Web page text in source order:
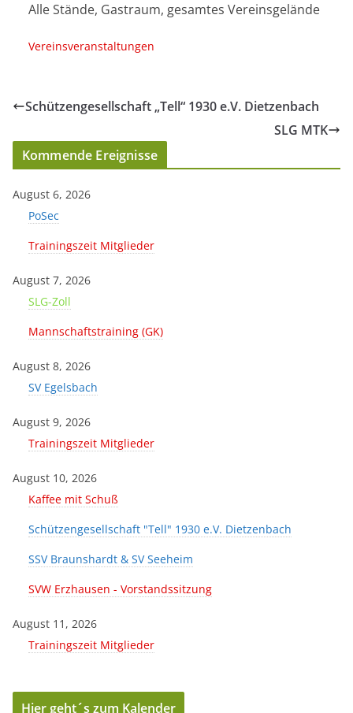
Alle Stände, Gastraum, gesamtes Vereinsgelände
Vereinsveranstaltungen
Schützengesellschaft „Tell“ 1930 e.V. Dietzenbach
SLG MTK
Kommende Ereignisse
August 6, 2026
PoSec
Trainingszeit Mitglieder
August 7, 2026
SLG-Zoll
Mannschaftstraining (GK)
August 8, 2026
SV Egelsbach
August 9, 2026
Trainingszeit Mitglieder
August 10, 2026
Kaffee mit Schuß
Schützengesellschaft "Tell" 1930 e.V. Dietzenbach
SSV Braunshardt & SV Seeheim
SVW Erzhausen - Vorstandssitzung
August 11, 2026
Trainingszeit Mitglieder
Hier geht´s zum Kalender